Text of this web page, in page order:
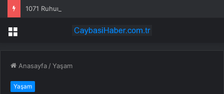
Menü
Anasayfa /Yaşam
Yaşam